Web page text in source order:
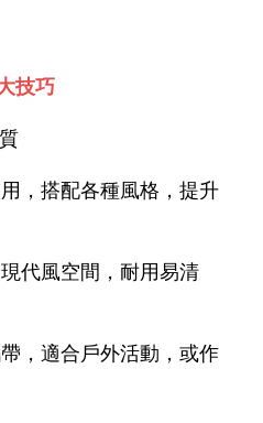
技巧
，搭配各種風格，提升
代風空間，耐用易清
，適合戶外活動，或作